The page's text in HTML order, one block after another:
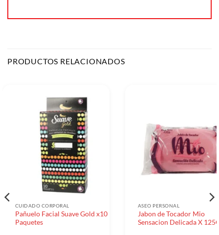
PRODUCTOS RELACIONADOS
CUIDADO CORPORAL
Pañuelo Facial Suave Gold x10
Paquetes
ASEO PERSONAL
Jabon de Tocador Mio
Sensacion Delicada X